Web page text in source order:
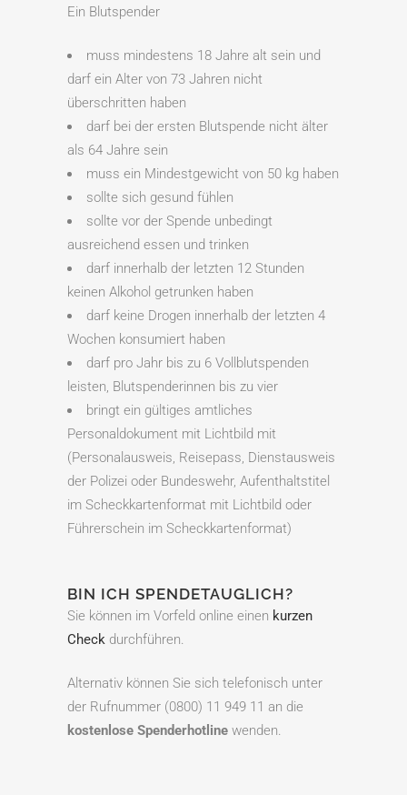
Ein Blutspender
muss mindestens 18 Jahre alt sein und
darf ein Alter von 73 Jahren nicht
überschritten haben
darf bei der ersten Blutspende nicht älter
als 64 Jahre sein
muss ein Mindestgewicht von 50 kg haben
sollte sich gesund fühlen
sollte vor der Spende unbedingt
ausreichend essen und trinken
darf innerhalb der letzten 12 Stunden
keinen Alkohol getrunken haben
darf keine Drogen innerhalb der letzten 4
Wochen konsumiert haben
darf pro Jahr bis zu 6 Vollblutspenden
leisten, Blutspenderinnen bis zu vier
bringt ein gültiges amtliches
Personaldokument mit Lichtbild mit
(Personalausweis, Reisepass, Dienstausweis
der Polizei oder Bundeswehr, Aufenthaltstitel
im Scheckkartenformat mit Lichtbild oder
Führerschein im Scheckkartenformat)
BIN ICH SPENDETAUGLICH?
Sie können im Vorfeld online einen kurzen
Check durchführen.
Alternativ können Sie sich telefonisch unter
der Rufnummer (0800) 11 949 11 an die
kostenlose Spenderhotline wenden.